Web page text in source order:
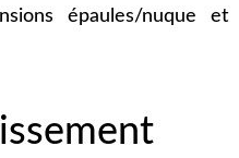
épaules/nuque et